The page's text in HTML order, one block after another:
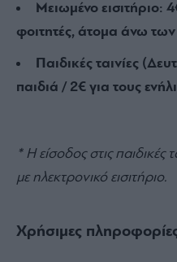
Μειωμένο εισιτήριο:
φοιτητές, άτομα άνω
Παιδικές ταινίες
παιδιά / 2€ για τους
* Η είσοδος στις παιδικές
με ηλεκτρονικό εισιτήριο.
Χρήσιμες